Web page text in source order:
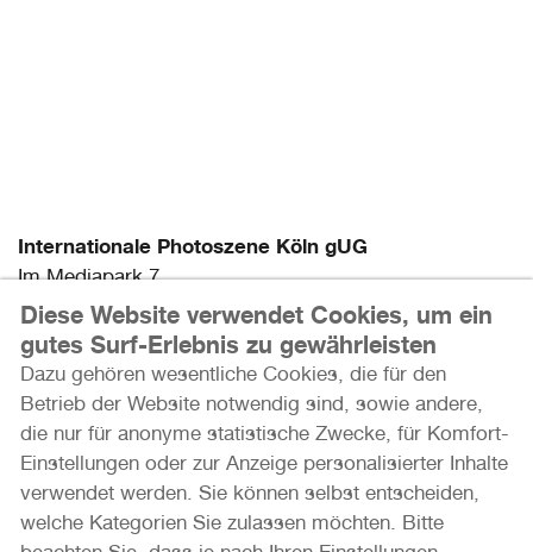
Internationale Photoszene Köln gUG
Im Mediapark 7
50670 Köln
Email: info@photoszene.de
Telefon: +49 (0)221 - 966 72 377
Bürozeiten: Mo - Do 9:00 - 15:00 Uhr
Presse
Datenschutz
Diese Website verwendet Cookies, um ein
gutes Surf-Erlebnis zu gewährleisten
Dazu gehören wesentliche Cookies, die für den
Betrieb der Website notwendig sind, sowie andere,
die nur für anonyme statistische Zwecke, für Komfort-
Einstellungen oder zur Anzeige personalisierter Inhalte
verwendet werden. Sie können selbst entscheiden,
welche Kategorien Sie zulassen möchten. Bitte